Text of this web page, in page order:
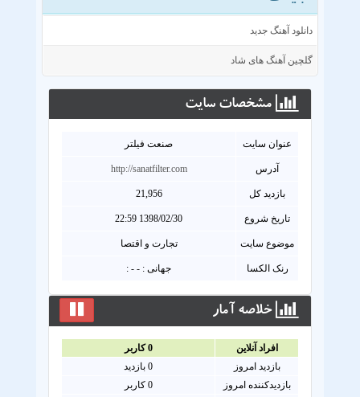
دانلود آهنگ جدید
گلچین آهنگ های شاد
مشخصات سايت
عنوان سايت صنعت فیلتر
آدرس http://sanatfilter.com
بازدید کل 21,956
تاریخ شروع 1398/02/30 22:59
موضوع سایت تجارت و اقتصا
رنک الکسا جهانی : - - :
خلاصه آمار
افراد آنلاين 0کاربر
بازدید امروز
0بازدید
بازدیدکننده امروز
0 کاربر